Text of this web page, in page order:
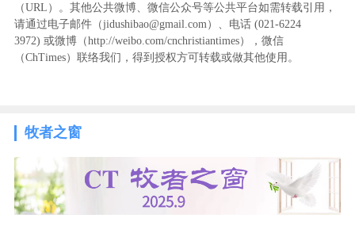
（URL）。其他公共微博、微信公众号等公共平台如需转载引用，
请通过电子邮件（jidushibao@gmail.com）、电话 (021-6224
3972) ‬或微博（http://weibo.com/cnchristiantimes），微信
（ChTimes）联络我们，得到授权方可转载或做其他使用。
牧者之窗